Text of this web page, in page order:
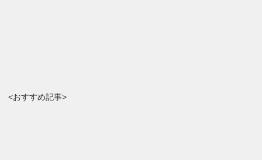
<おすすめ記事>